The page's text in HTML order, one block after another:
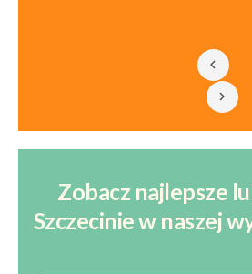
Zobacz najlepsze
Szczecinie w naszej